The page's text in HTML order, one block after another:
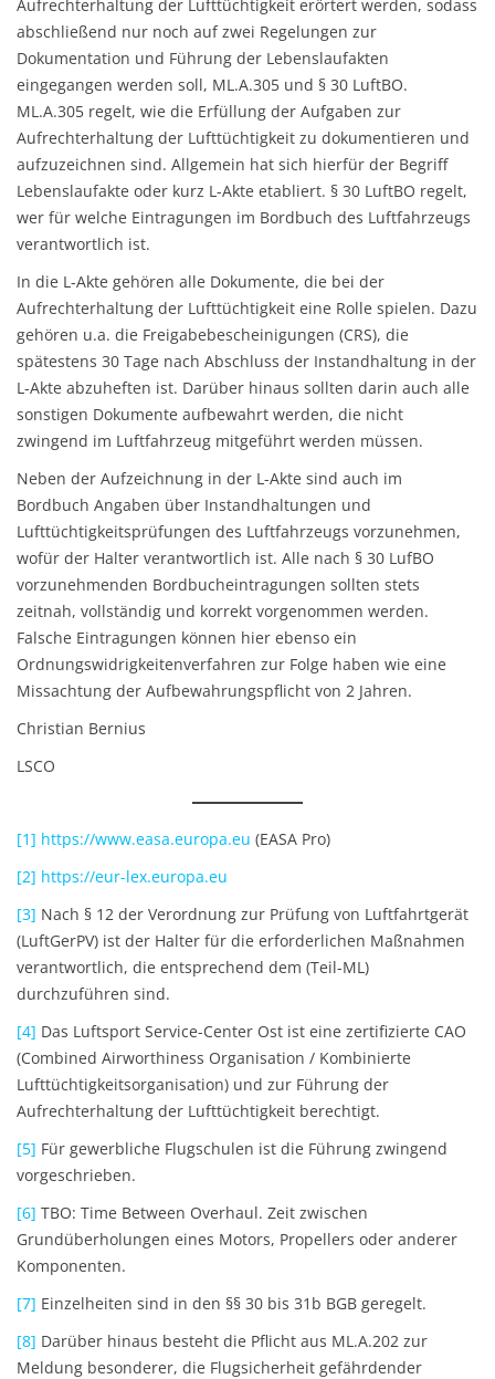
Aufrechterhaltung der Lufttüchtigkeit erörtert werden, sodass
abschließend nur noch auf zwei Regelungen zur
Dokumentation und Führung der Lebenslaufakten
eingegangen werden soll, ML.A.305 und § 30 LuftBO.
ML.A.305 regelt, wie die Erfüllung der Aufgaben zur
Aufrechterhaltung der Lufttüchtigkeit zu dokumentieren und
aufzuzeichnen sind. Allgemein hat sich hierfür der Begriff
Lebenslaufakte oder kurz L-Akte etabliert. § 30 LuftBO regelt,
wer für welche Eintragungen im Bordbuch des Luftfahrzeugs
verantwortlich ist.
In die L-Akte gehören alle Dokumente, die bei der
Aufrechterhaltung der Lufttüchtigkeit eine Rolle spielen. Dazu
gehören u.a. die Freigabebescheinigungen (CRS), die
spätestens 30 Tage nach Abschluss der Instandhaltung in der
L-Akte abzuheften ist. Darüber hinaus sollten darin auch alle
sonstigen Dokumente aufbewahrt werden, die nicht
zwingend im Luftfahrzeug mitgeführt werden müssen.
Neben der Aufzeichnung in der L-Akte sind auch im
Bordbuch Angaben über Instandhaltungen und
Lufttüchtigkeitsprüfungen des Luftfahrzeugs vorzunehmen,
wofür der Halter verantwortlich ist. Alle nach § 30 LufBO
vorzunehmenden Bordbucheintragungen sollten stets
zeitnah, vollständig und korrekt vorgenommen werden.
Falsche Eintragungen können hier ebenso ein
Ordnungswidrigkeitenverfahren zur Folge haben wie eine
Missachtung der Aufbewahrungspflicht von 2 Jahren.
Christian Bernius
LSCO
[1] https://www.easa.europa.eu (EASA Pro)
[2] https://eur-lex.europa.eu
[3] Nach § 12 der Verordnung zur Prüfung von Luftfahrtgerät
(LuftGerPV) ist der Halter für die erforderlichen Maßnahmen
verantwortlich, die entsprechend dem (Teil-ML)
durchzuführen sind.
[4] Das Luftsport Service-Center Ost ist eine zertifizierte CAO
(Combined Airworthiness Organisation / Kombinierte
Lufttüchtigkeitsorganisation) und zur Führung der
Aufrechterhaltung der Lufttüchtigkeit berechtigt.
[5] Für gewerbliche Flugschulen ist die Führung zwingend
vorgeschrieben.
[6] TBO: Time Between Overhaul. Zeit zwischen
Grundüberholungen eines Motors, Propellers oder anderer
Komponenten.
[7] Einzelheiten sind in den §§ 30 bis 31b BGB geregelt.
[8] Darüber hinaus besteht die Pflicht aus ML.A.202 zur
Meldung besonderer, die Flugsicherheit gefährdender